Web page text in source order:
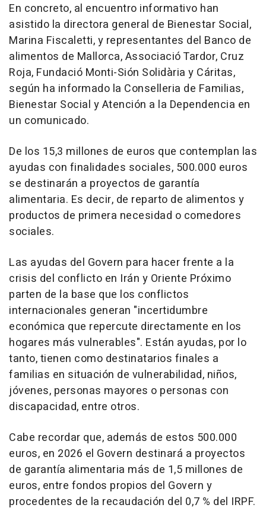
En concreto, al encuentro informativo han
asistido la directora general de Bienestar Social,
Marina Fiscaletti, y representantes del Banco de
alimentos de Mallorca, Associació Tardor, Cruz
Roja, Fundació Monti-Sión Solidària y Cáritas,
según ha informado la Conselleria de Familias,
Bienestar Social y Atención a la Dependencia en
un comunicado.
De los 15,3 millones de euros que contemplan las
ayudas con finalidades sociales, 500.000 euros
se destinarán a proyectos de garantía
alimentaria. Es decir, de reparto de alimentos y
productos de primera necesidad o comedores
sociales.
Las ayudas del Govern para hacer frente a la
crisis del conflicto en Irán y Oriente Próximo
parten de la base que los conflictos
internacionales generan "incertidumbre
económica que repercute directamente en los
hogares más vulnerables". Están ayudas, por lo
tanto, tienen como destinatarios finales a
familias en situación de vulnerabilidad, niños,
jóvenes, personas mayores o personas con
discapacidad, entre otros.
Cabe recordar que, además de estos 500.000
euros, en 2026 el Govern destinará a proyectos
de garantía alimentaria más de 1,5 millones de
euros, entre fondos propios del Govern y
procedentes de la recaudación del 0,7 % del IRPF.